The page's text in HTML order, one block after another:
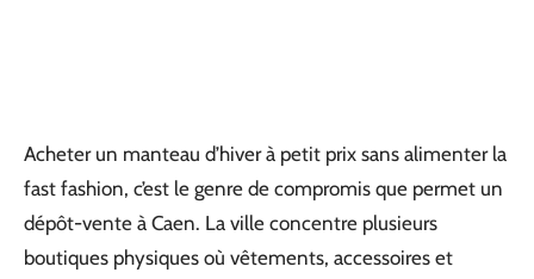
Acheter un manteau d’hiver à petit prix sans alimenter la
fast fashion, c’est le genre de compromis que permet un
dépôt-vente à Caen. La ville concentre plusieurs
boutiques physiques où vêtements, accessoires et